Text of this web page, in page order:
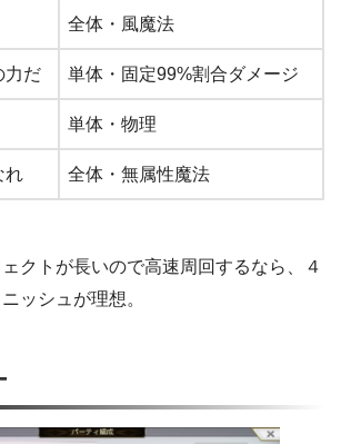
全体・風魔法
力だ 単体・固定99%割合ダメージ
単体・物理
れ 全体・無属性魔法
クトが長いので高速周回するなら、４
ッシュが理想。